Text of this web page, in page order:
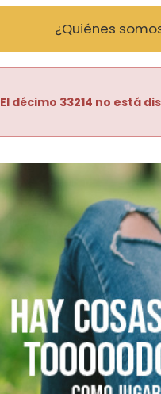
¿Quiénes
El décimo 33214 no está